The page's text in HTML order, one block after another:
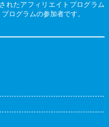
れたアフィリエイトプログラム
ログラムの参加者です。